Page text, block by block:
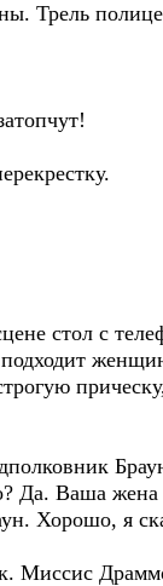
Трель
стол с
Да. Ваша
Хорошо, я
Миссис